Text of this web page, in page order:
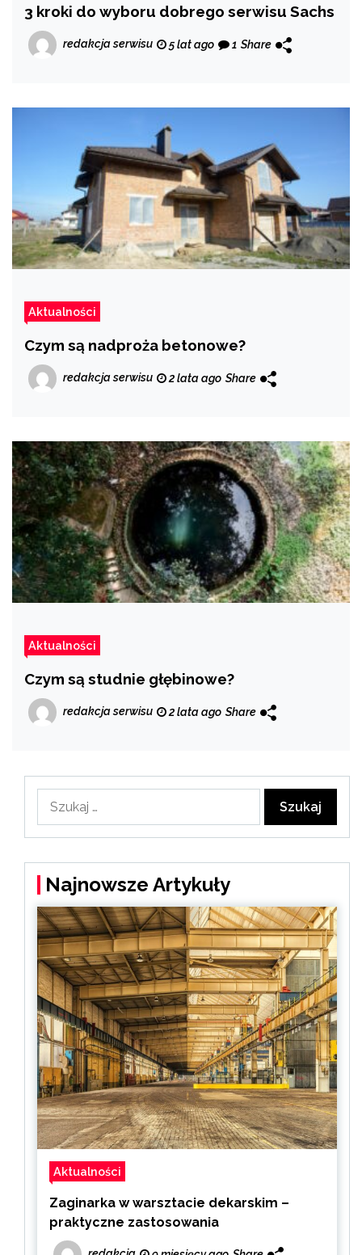
3 kroki do wyboru dobrego serwisu Sachs
redakcja serwisu 5 lat ago 1 Share
Aktualności
Czym są nadproża betonowe?
redakcja serwisu 2 lata ago Share
Aktualności
Czym są studnie głębinowe?
redakcja serwisu 2 lata ago Share
Najnowsze Artykuły
Aktualności
Zaginarka w warsztacie dekarskim –
praktyczne zastosowania